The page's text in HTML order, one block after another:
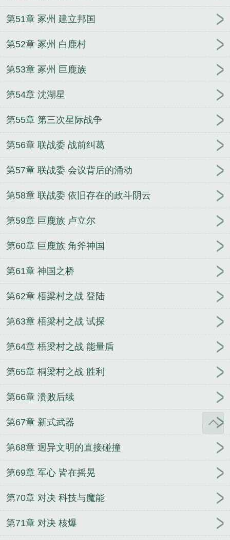
第51章 冢州 建立邦国
第52章 冢州 白鹿村
第53章 冢州 巨鹿族
第54章 沈湖星
第55章 第三次星际战争
第56章 联战委 战前纠葛
第57章 联战委 会议背后的涌动
第58章 联战委 依旧存在的政斗阴云
第59章 巨鹿族 卢立尔
第60章 巨鹿族 角斧神国
第61章 神国之桥
第62章 梧梁村之战 登陆
第63章 梧梁村之战 试探
第64章 梧梁村之战 能量盾
第65章 桐梁村之战 胜利
第66章 溃败后续
第67章 新式武器
第68章 迥异文明的直接碰撞
第69章 军心 皆在摇晃
第70章 对决 科技与魔能
第71章 对决 核爆